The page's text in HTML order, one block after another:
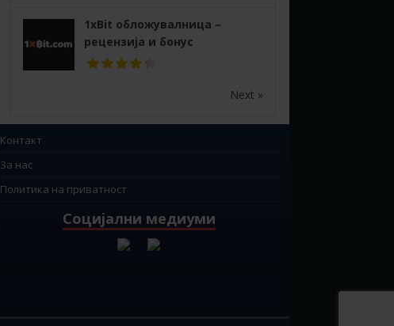
1xBit обложувалница –
рецензија и бонус
Next »
Контакт
За нас
Политика на приватност
Социјални медиуми